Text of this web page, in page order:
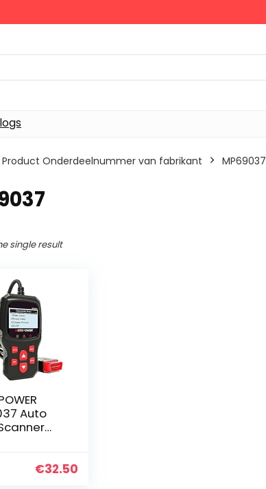
Product Onderdeelnummer van fabrikant ‎MP69037
single result
Auto
Scanner
€32.50